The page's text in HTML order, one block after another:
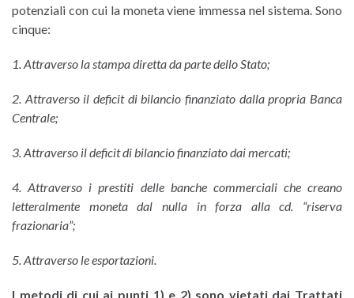
potenziali con cui la moneta viene immessa nel sistema. Sono
cinque:
1. Attraverso la stampa diretta da parte dello Stato;
2. Attraverso il deficit di bilancio finanziato dalla propria Banca
Centrale;
3. Attraverso il deficit di bilancio finanziato dai mercati;
4. Attraverso i prestiti delle banche commerciali che creano
letteralmente moneta dal nulla in forza alla cd. “riserva
frazionaria”;
5. Attraverso le esportazioni.
I metodi di cui ai punti 1) e 2) sono vietati dai Trattati